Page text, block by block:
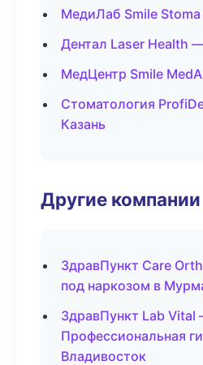
МедиЛаб Smile
Дентал Laser Health
МедЦентр Smile
Стоматология
Казань
Другие компании
ЗдравПункт Care
под наркозом в
ЗдравПункт Lab Vital
Профессиональная
Владивосток